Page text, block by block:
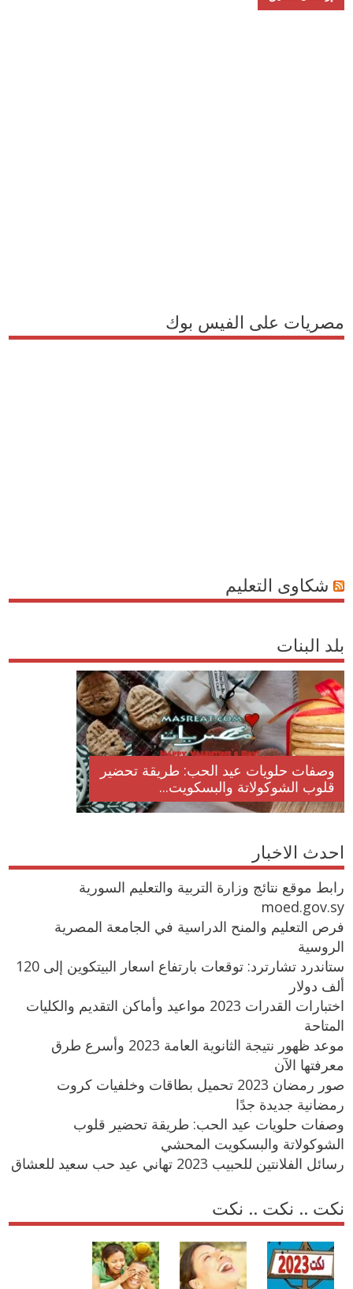
مصريات على الفيس بوك
شكاوى التعليم
بلد البنات
وصفات حلويات عيد الحب: طريقة تحضير
قلوب الشوكولاتة والبسكويت...
احدث الاخبار
رابط موقع نتائج وزارة التربية والتعليم السورية
moed.gov.sy
فرص التعليم والمنح الدراسية في الجامعة المصرية
الروسية
ستاندرد تشارترد: توقعات بارتفاع اسعار البيتكوين إلى 120
ألف دولار
اختبارات القدرات 2023 مواعيد وأماكن التقديم والكليات
المتاحة
موعد ظهور نتيجة الثانوية العامة 2023 وأسرع طرق
معرفتها الآن
صور رمضان 2023 تحميل بطاقات وخلفيات كروت
رمضانية جديدة جدًا
وصفات حلويات عيد الحب: طريقة تحضير قلوب
الشوكولاتة والبسكويت المحشي
رسائل الفلانتين للحبيب 2023 تهاني عيد حب سعيد للعشاق
نكت .. نكت .. نكت